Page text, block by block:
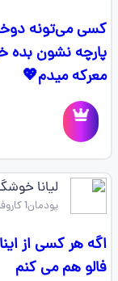
کسی می‌تونه
پارچه نشون بده
معرکه میدم💖
لیانا
پودمان1 کاروفناوری هفتم
اگه هر کسی از
فالو هم می کنم